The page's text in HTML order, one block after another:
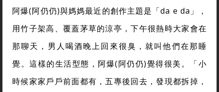
阿爆(阿仍仍)與媽媽最近的創作主題是「da e da」，
用竹子架高、覆蓋茅草的涼亭，下午很熱時大家會在
那聊天，男人喝酒晚上回來很臭，就叫他們在那睡
覺。這樣的生活型態，阿爆(阿仍仍)覺得很美。「小
時候家家戶戶前面都有，五專後回去，發現都拆掉，